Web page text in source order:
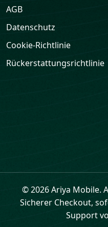
AGB
Datenschutz
Cookie-Richtlinie
Rückerstattungsrichtlinie
© 2026 Ariya Mobile.
Sicherer Checkout,
Support